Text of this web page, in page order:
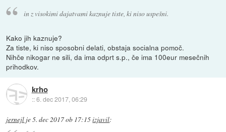
in z visokimi dajatvami kaznuje tiste, ki niso uspešni.
Kako jih kaznuje?
Za tiste, ki niso sposobni delati, obstaja socialna pomoč.
Nihče nikogar ne sili, da ima odprt s.p., če ima 100eur mesečnih
prihodkov.
krho
::6. dec 2017, 06:29
jernejl je5. dec 2017 ob 17:15izjavil: